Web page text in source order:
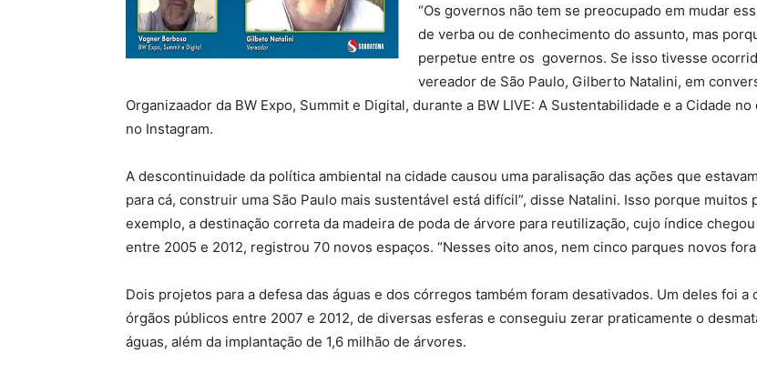
“Os governos não tem se preocupado em mudar
de verba ou de conhecimento do assunto, mas
perpetue entre os governos. Se isso tivesse
vereador de São Paulo, Gilberto Natalini, em
Organizaador da BW Expo, Summit e Digital, durante a BW LIVE: A Sustentabilidade e a Cidade
no Instagram.
A descontinuidade da política ambiental na cidade causou uma paralisação das ações que
para cá, construir uma São Paulo mais sustentável está difícil”, disse Natalini. Isso porque
exemplo, a destinação correta da madeira de poda de árvore para reutilização, cujo índice
entre 2005 e 2012, registrou 70 novos espaços. “Nesses oito anos, nem cinco parques novos
Dois projetos para a defesa das águas e dos córregos também foram desativados. Um deles foi
órgãos públicos entre 2007 e 2012, de diversas esferas e conseguiu zerar praticamente o
águas, além da implantação de 1,6 milhão de árvores.